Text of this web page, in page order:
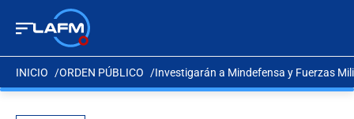
INICIO ORDEN PÚBLICO Investigarán a Mindefensa y Fuerzas